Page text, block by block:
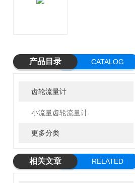
产品目录 CATALOG
齿轮流量计
小流量齿轮流量计
更多分类
相关文章
RELATED